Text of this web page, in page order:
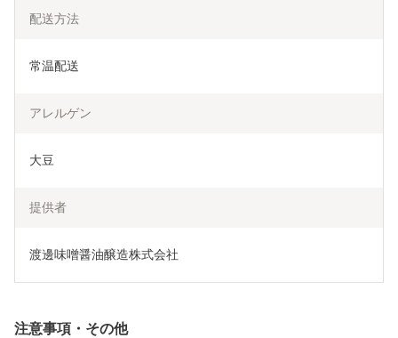
配送方法
常温配送
アレルゲン
大豆
提供者
渡邊味噌醤油醸造株式会社
注意事項・その他